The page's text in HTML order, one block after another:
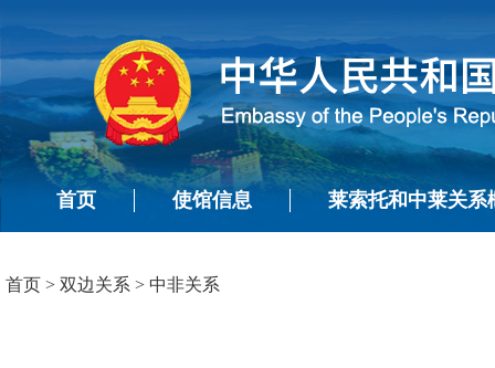
首页 使馆信息 莱索托和中莱关系
首页 > 双边关系 > 中非关系